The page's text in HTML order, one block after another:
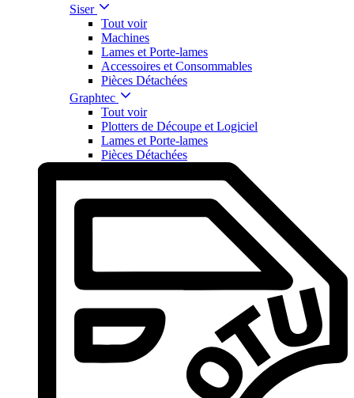
Siser
Tout voir
Machines
Lames et Porte-lames
Accessoires et Consommables
Pièces Détachées
Graphtec
Tout voir
Plotters de Découpe et Logiciel
Lames et Porte-lames
Pièces Détachées